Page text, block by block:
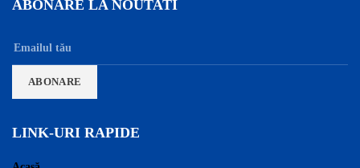
ABONARE LA NOUTATI
LINK-URI RAPIDE